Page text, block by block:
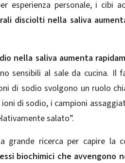
esperienza personale, i cibi
disciolti nella saliva
nella saliva aumenta
sensibili al sale da cucina. Il
di sodio svolgono un ruolo
di sodio, i campioni
salato”.
grande ricerca per capire la
biochimici che avvengono